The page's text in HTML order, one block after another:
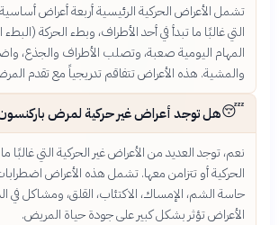
تشمل الأعراض الحركية الرئيسية أربعة أعراض
التي غالبًا ما تبدأ في أحد الأطراف، وبطء الحركة
المهام اليومية صعبة، وتصلب الأطراف والجذع،
والمشية. هذه الأعراض تتفاقم تدريجياً مع تقدم
😴هل توجد أعراض غير حركية لمرض
نعم، توجد العديد من الأعراض غير الحركية التي غالبًا
الحركية أو تتزامن معها. تشمل هذه الأعراض
حاسة الشم، الإمساك، الاكتئاب، القلق، ومشاكل في
الأعراض تؤثر بشكل كبير على جودة حياة المريض.